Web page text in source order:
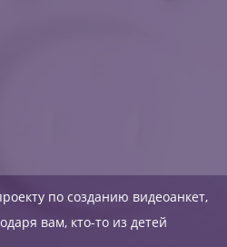
по созданию видеоанкет,
вам, кто-то из детей